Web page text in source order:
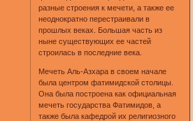
разные строения к мечети, а также ее
неоднократно перестраивали в
прошлых веках. Большая часть из
ныне существующих ее частей
строилась в последние века.
Мечеть Аль-Азхара в своем начале
была центром фатимидской столицы.
Она была построена как официальная
мечеть государства Фатимидов, а
также была кафедрой их религиозного